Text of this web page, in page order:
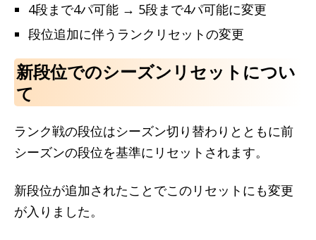
4段まで4パ可能 → 5段まで4パ可能に変更
段位追加に伴うランクリセットの変更
新段位でのシーズンリセットについ
て
ランク戦の段位はシーズン切り替わりとともに前
シーズンの段位を基準にリセットされます。
新段位が追加されたことでこのリセットにも変更
が入りました。